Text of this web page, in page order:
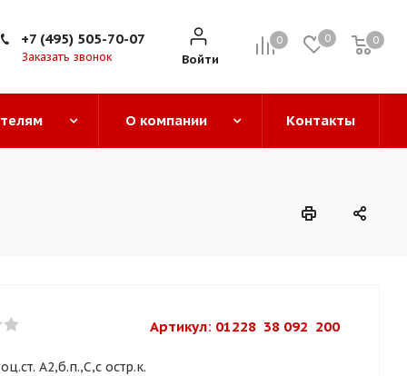
0 0 0
0
Войти
+7 (495) 505-70-07
Заказать звонок
О компании Контакты
Артикул: 01228  38 092  200
A2,б.п.,C,с остр.к.